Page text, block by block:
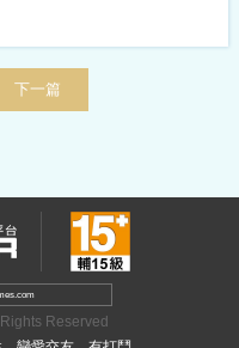
下一篇
Reserved